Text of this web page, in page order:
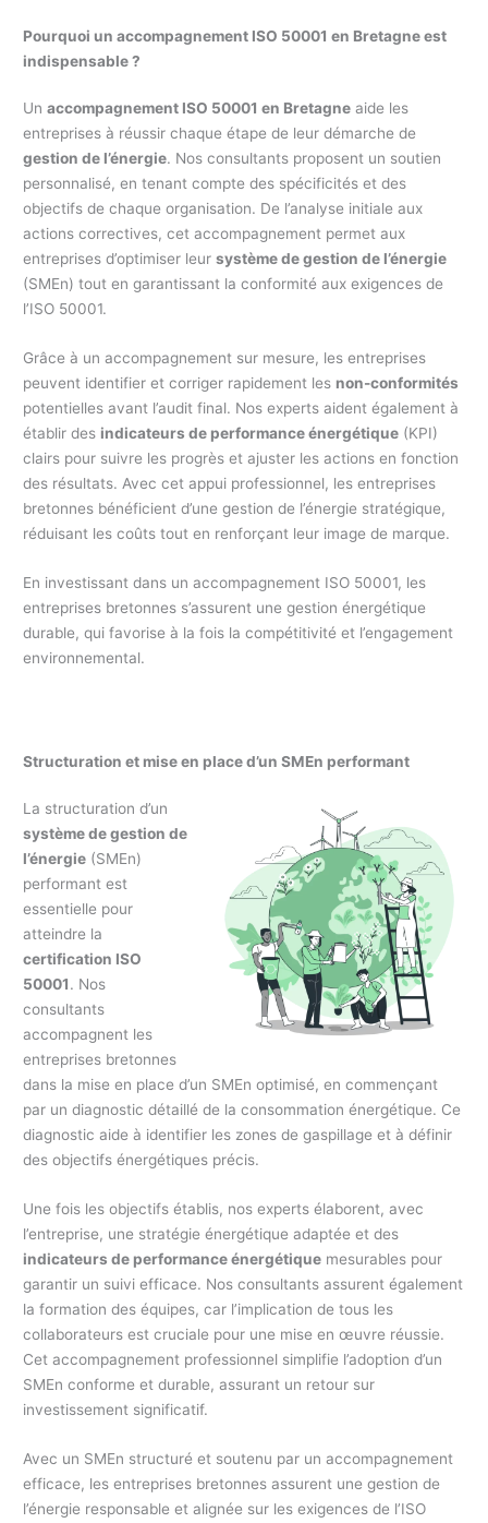
Pourquoi un accompagnement ISO 50001 en Bretagne est
indispensable ?
Unaccompagnement ISO 50001 en Bretagne aide les
entreprises à réussir chaque étape de leur démarche de
gestion de l’énergie. Nos consultants proposent un soutien
personnalisé, en tenant compte des spécificités et des
objectifs de chaque organisation. De l’analyse initiale aux
actions correctives, cet accompagnement permet aux
entreprises d’optimiser leursystème de gestion de l’énergie
(SMEn) tout en garantissant la conformité aux exigences de
l’ISO 50001.
Grâce à un accompagnement sur mesure, les entreprises
peuvent identifier et corriger rapidement les non-conformités
potentielles avant l’audit final. Nos experts aident également à
établir des indicateurs de performance énergétique (KPI)
clairs pour suivre les progrès et ajuster les actions en fonction
des résultats. Avec cet appui professionnel, les entreprises
bretonnes bénéficient d’une gestion de l’énergie stratégique,
réduisant les coûts tout en renforçant leur image de marque.
En investissant dans un accompagnement ISO 50001, les
entreprises bretonnes s’assurent une gestion énergétique
durable, qui favorise à la fois la compétitivité et l’engagement
environnemental.
Structuration et mise en place d’un SMEn performant
La structuration d’un
système de gestion de
l’énergie (SMEn)
performant est
essentielle pour
atteindre la
certification ISO
50001. Nos
consultants
accompagnent les
entreprises bretonnes
dans la mise en place d’un SMEn optimisé, en commençant
par un diagnostic détaillé de la consommation énergétique. Ce
diagnostic aide à identifier les zones de gaspillage et à définir
des objectifs énergétiques précis.
Une fois les objectifs établis, nos experts élaborent, avec
l’entreprise, une stratégie énergétique adaptée et des
indicateurs de performance énergétique mesurables pour
garantir un suivi efficace. Nos consultants assurent également
la formation des équipes, car l’implication de tous les
collaborateurs est cruciale pour une mise en œuvre réussie.
Cet accompagnement professionnel simplifie l’adoption d’un
SMEn conforme et durable, assurant un retour sur
investissement significatif.
Avec un SMEn structuré et soutenu par un accompagnement
efficace, les entreprises bretonnes assurent une gestion de
l’énergie responsable et alignée sur les exigences de l’ISO